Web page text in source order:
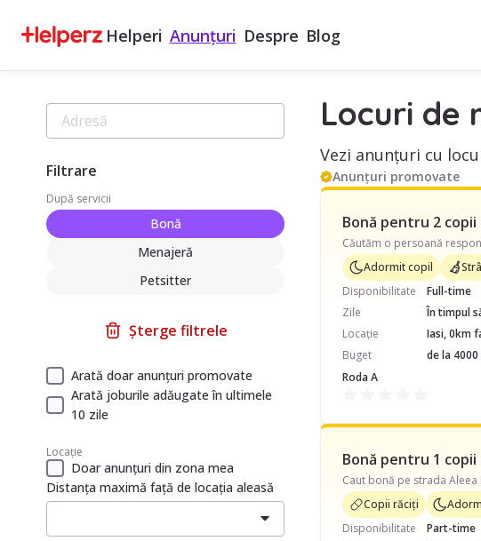
Helperi Anunțuri Despre Blog
Filtrare
După servicii
Bonă
Menajeră
Petsitter
Șterge filtrele
Arată doar anunțuri promovate
Arată joburile adăugate în ultimele
10 zile
Locație
Doar anunțuri din zona mea
Distanța maximă față de locația aleasă
Locuri de
Vezi anunțuri cu
Anunțuri promovate
Bonă pentru 2 copii
Adormit copil
Disponibilitate
Full-time
Zile
În timpul
Locație
Iasi, 0km
Buget
de la 4000
Roda A
Bonă pentru 1 copii
Copii răciți
Disponibilitate
Part-time